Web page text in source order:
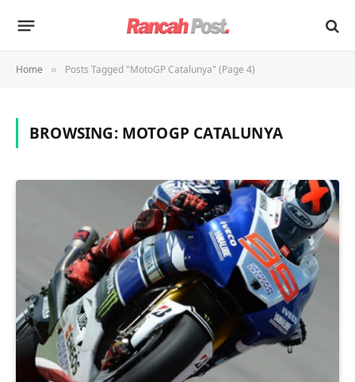
Home » Posts Tagged "MotoGP Catalunya" (Page 4)
BROWSING: MOTOGP CATALUNYA